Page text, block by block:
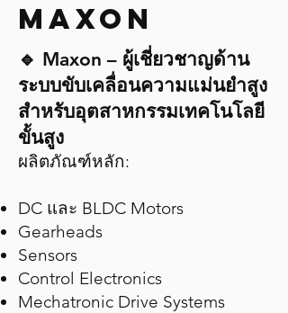
MAXON
🔹 Maxon – ผู้เชี่ยวชาญด้าน
ระบบขับเคลื่อนความแม่นยำสูง
สำหรับอุตสาหกรรมเทคโนโลยี
ขั้นสูง
ผลิตภัณฑ์หลัก:
DC และ BLDC Motors
Gearheads
Sensors
Control Electronics
Mechatronic Drive Systems